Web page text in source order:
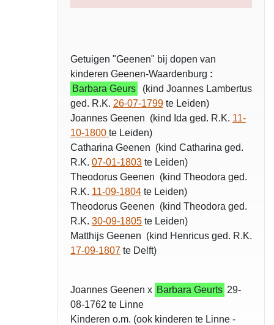
Getuigen "Geenen" bij dopen van
kinderen Geenen-Waardenburg :
Barbara Geurs
(kind Joannes Lambertus
ged. R.K. 26-07-1799 te Leiden)
Joannes Geenen (kind Ida ged. R.K. 11-
10-1800 te Leiden)
Catharina Geenen (kind Catharina ged.
R.K. 07-01-1803 te Leiden)
Theodorus Geenen (kind Theodora ged.
R.K. 11-09-1804 te Leiden)
Theodorus Geenen (kind Theodora ged.
R.K. 30-09-1805 te Leiden)
Matthijs Geenen (kind Henricus ged. R.K.
17-09-1807 te Delft)
Joannes Geenen x Barbara Geurts 29-
08-1762 te Linne
Kinderen o.m. (ook kinderen te Linne -